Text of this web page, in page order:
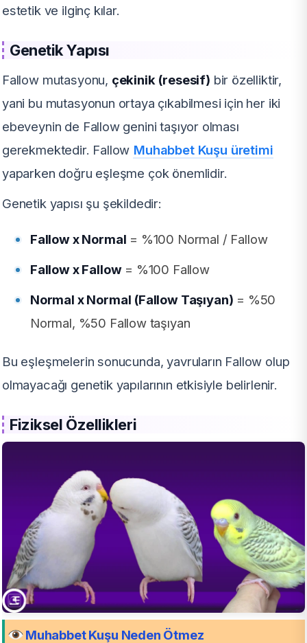
estetik ve ilginç kılar.
Genetik Yapısı
Fallow mutasyonu, çekinik (resesif) bir özelliktir,
yani bu mutasyonun ortaya çıkabilmesi için her iki
ebeveynin de Fallow genini taşıyor olması
gerekmektedir. Fallow Muhabbet Kuşu üretimi
yaparken doğru eşleşme çok önemlidir.
Genetik yapısı şu şekildedir:
Fallow x Normal = %100 Normal / Fallow
Fallow x Fallow= %100 Fallow
Normal x Normal (Fallow Taşıyan) = %50
Normal, %50 Fallow taşıyan
Bu eşleşmelerin sonucunda, yavruların Fallow olup
olmayacağı genetik yapılarının etkisiyle belirlenir.
Fiziksel Özellikleri
Muhabbet Kuşu Neden Ötmez